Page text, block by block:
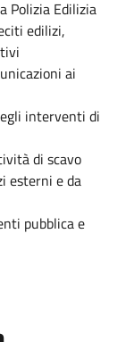
Polizia Edilizia
edilizi,
ai
interventi di
di scavo
esterni e da
pubblica e